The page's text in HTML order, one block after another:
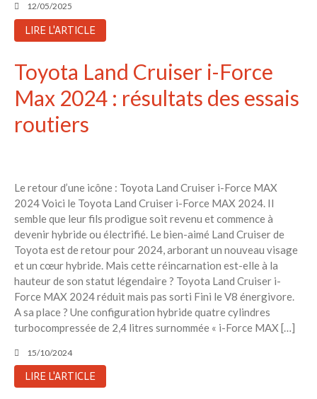
12/05/2025
LIRE L'ARTICLE
Toyota Land Cruiser i-Force
Max 2024 : résultats des essais
routiers
Le retour d’une icône : Toyota Land Cruiser i-Force MAX
2024 Voici le Toyota Land Cruiser i-Force MAX 2024. Il
semble que leur fils prodigue soit revenu et commence à
devenir hybride ou électrifié. Le bien-aimé Land Cruiser de
Toyota est de retour pour 2024, arborant un nouveau visage
et un cœur hybride. Mais cette réincarnation est-elle à la
hauteur de son statut légendaire ? Toyota Land Cruiser i-
Force MAX 2024 réduit mais pas sorti Fini le V8 énergivore.
A sa place ? Une configuration hybride quatre cylindres
turbocompressée de 2,4 litres surnommée « i-Force MAX […]
15/10/2024
LIRE L'ARTICLE